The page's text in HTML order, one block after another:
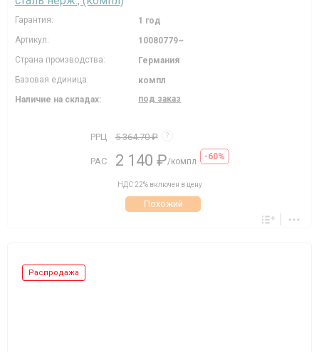
Гарантия:
1 год
Артикул:
10080779~
Страна производства:
Германия
Базовая единица:
компл
Наличие на складах:
под заказ
РРЦ 5 364.70 ₽ ?
РАС 2 140 ₽/компл -60%
НДС 22% включен в цену
Похожий
Распродажа